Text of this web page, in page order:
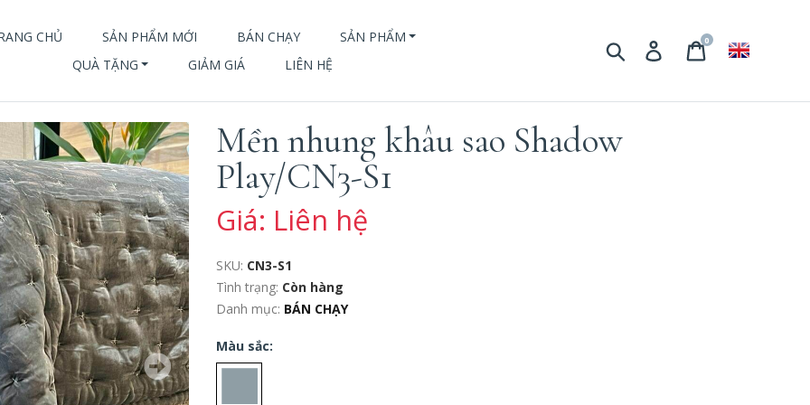
CHỦ SẢN PHẨM MỚI BÁN CHẠY
SẢN PHẨM
QUÀ TẶNG
GIẢM GIÁ LIÊN HỆ
Tìm kiếmĐăng nhậpGiỏ hàng
0
Mền nhung khâu sao Shadow
Play/CN3-S1
Giá: Liên hệ
SKU: CN3-S1
Tình trạng: Còn hàng
Danh mục: BÁN CHẠY
Màu sắc: